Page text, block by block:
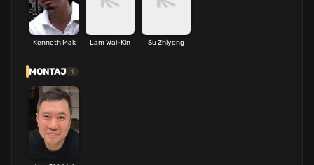
Kenneth Mak Lam Wai-Kin Su Zhiyong
MONTAJ 1